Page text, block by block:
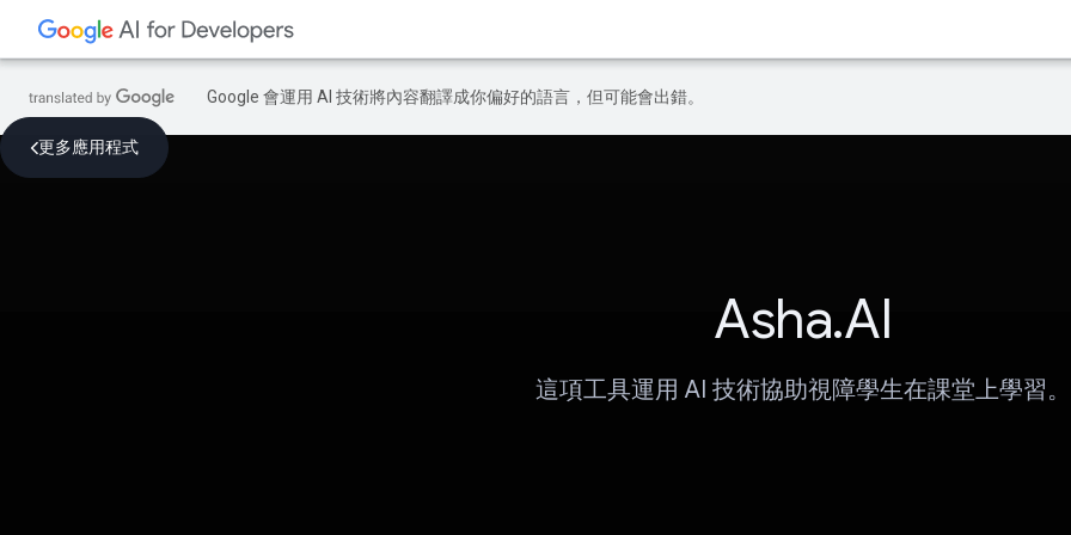
Google 會運用 AI 技術將內容翻譯成你偏好的語言，但可能會出錯。
更多應用程式
Asha.AI
這項工具運用 AI 技術協助視障學生在課堂上學習。